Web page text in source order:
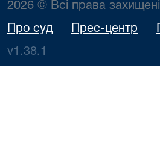
2026 © Всі права захищені
Про суд Прес-центр
v1.38.1